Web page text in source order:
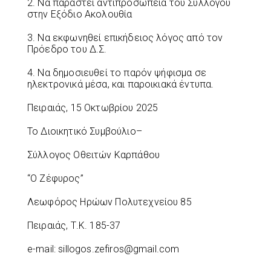
2. Να παραστεί αντιπροσωπεία του Συλλόγου
στην Εξόδιο Ακολουθία
3. Να εκφωνηθεί επικήδειος λόγος από τον
Πρόεδρο του Δ.Σ.
4. Να δημοσιευθεί το παρόν ψήφισμα σε
ηλεκτρονικά μέσα, και παροικιακά έντυπα.
Πειραιάς, 15 Οκτωβρίου 2025
Το Διοικητικό Συμβούλιο–
Σύλλογος Οθειτών Καρπάθου
“Ο Ζέφυρος”
Λεωφόρος Ηρώων Πολυτεχνείου 85
Πειραιάς, Τ.Κ. 185-37
e-mail: sillogos.zefiros@gmail.com